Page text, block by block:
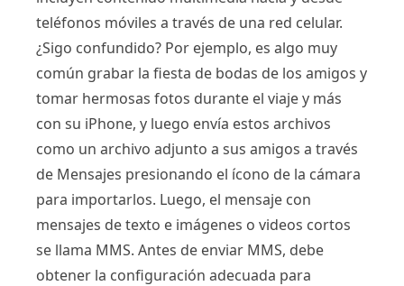
teléfonos móviles a través de una red celular.
¿Sigo confundido? Por ejemplo, es algo muy
común grabar la fiesta de bodas de los amigos y
tomar hermosas fotos durante el viaje y más
con su iPhone, y luego envía estos archivos
como un archivo adjunto a sus amigos a través
de Mensajes presionando el ícono de la cámara
para importarlos. Luego, el mensaje con
mensajes de texto e imágenes o videos cortos
se llama MMS. Antes de enviar MMS, debe
obtener la configuración adecuada para